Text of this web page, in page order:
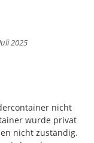
2025
nicht
wurde privat
nicht zuständig.